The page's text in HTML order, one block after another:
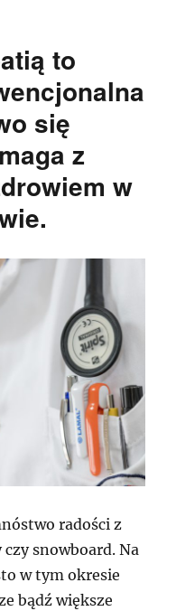
to
się
z
w
radości z
snowboard. Na
w tym okresie
bądź większe